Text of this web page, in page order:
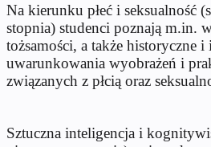
Na kierunku płeć i seksualność
stopnia) studenci poznają m.in.
tożsamości, a także historyczne
uwarunkowania wyobrażeń i
związanych z płcią oraz
Sztuczna inteligencja i